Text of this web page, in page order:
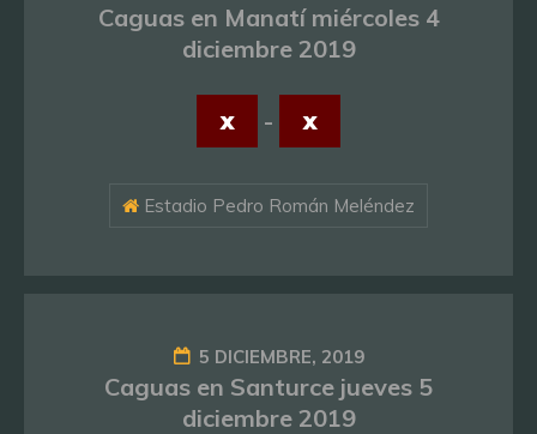
Caguas en Manatí miércoles 4
diciembre 2019
x - x
Estadio Pedro Román Meléndez
5 DICIEMBRE, 2019
Caguas en Santurce jueves 5
diciembre 2019